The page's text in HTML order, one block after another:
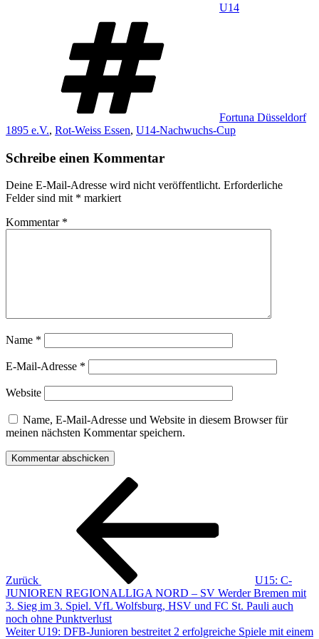
U14
Fortuna Düsseldorf
1895 e.V., Rot-Weiss Essen, U14-Nachwuchs-Cup
Schreibe einen Kommentar
Deine E-Mail-Adresse wird nicht veröffentlicht. Erforderliche
Felder sind mit * markiert
Kommentar *
Name *
E-Mail-Adresse *
Website
Name, E-Mail-Adresse und Website in diesem Browser für
meinen nächsten Kommentar speichern.
Beitragsnavigation
Zurück
U15: C-
JUNIOREN REGIONALLIGA NORD – SV Werder Bremen mit
3. Sieg im 3. Spiel. VfL Wolfsburg, HSV und FC St. Pauli auch
noch ohne Punktverlust
Nächster
Weiter U19: DFB-Junioren bestreitet 2 erfolgreiche Spiele mit einem